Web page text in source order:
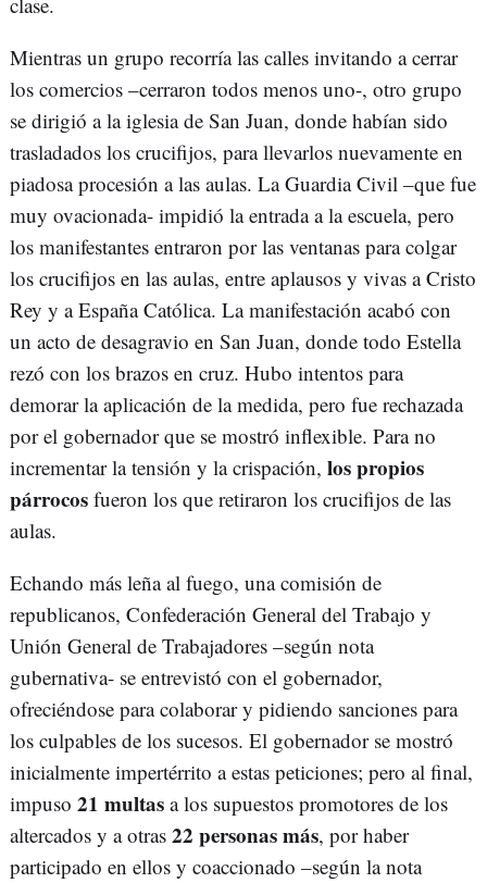
Mientras un grupo recorría las calles invitando a cerrar
los comercios –cerraron todos menos uno-, otro grupo
se dirigió a la iglesia de San Juan, donde habían sido
trasladados los crucifijos, para llevarlos nuevamente en
piadosa procesión a las aulas. La Guardia Civil –que fue
muy ovacionada- impidió la entrada a la escuela, pero
los manifestantes entraron por las ventanas para colgar
los crucifijos en las aulas, entre aplausos y vivas a Cristo
Rey y a España Católica. La manifestación acabó con
un acto de desagravio en San Juan, donde todo Estella
rezó con los brazos en cruz. Hubo intentos para
demorar la aplicación de la medida, pero fue rechazada
por el gobernador que se mostró inflexible. Para no
incrementar la tensión y la crispación, los propios
párrocos fueron los que retiraron los crucifijos de las
aulas.
Echando más leña al fuego, una comisión de
republicanos, Confederación General del Trabajo y
Unión General de Trabajadores –según nota
gubernativa- se entrevistó con el gobernador,
ofreciéndose para colaborar y pidiendo sanciones para
los culpables de los sucesos. El gobernador se mostró
inicialmente impertérrito a estas peticiones; pero al final,
impuso 21 multas a los supuestos promotores de los
altercados y a otras 22 personas más, por haber
participado en ellos y coaccionado –según la nota